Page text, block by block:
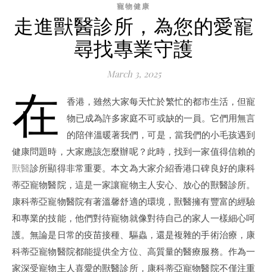
寵物健康
走進獸醫診所，為您的愛寵
尋找專業守護
March 3, 2025
在
香港，雖然大家每天忙於繁忙的都市生活，但寵
物已成為許多家庭不可或缺的一員。它們用無言
的陪伴溫暖著我們，可是，當我們的小毛孩遇到
健康問題時，大家應該怎麼辦呢？此時，找到一家值得信賴的
獸醫診所顯得非常重要。本文為大家介紹香港口碑良好的康科
蒂亞寵物醫院，這是一家讓寵物主人安心、放心的獸醫診所。
康科蒂亞寵物醫院有著溫馨舒適的環境，獸醫擁有豐富的經驗
和專業的技能，他們對待寵物就像對待自己的家人一樣細心呵
護。無論是日常的疫苗接種、驅蟲，還是複雜的手術治療，康
科蒂亞寵物醫院都能提供全方位、高質量的醫療服務。作為一
家深受寵物主人喜愛的獸醫診所，康科蒂亞寵物醫院不僅注重